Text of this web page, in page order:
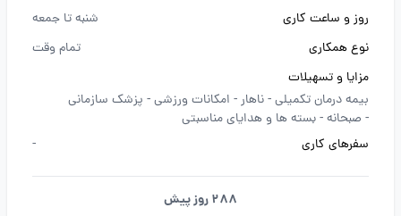
روز و ساعت کاری
شنبه تا جمعه
نوع همکاری
تمام وقت
مزایا و تسهیلات
بیمه درمان تکمیلی -ناهار - امکانات ورزشی - پزشک سازمانی
- صبحانه -بسته ها و هدایای مناسبتی
سفرهای کاری
-
288 روز پیش